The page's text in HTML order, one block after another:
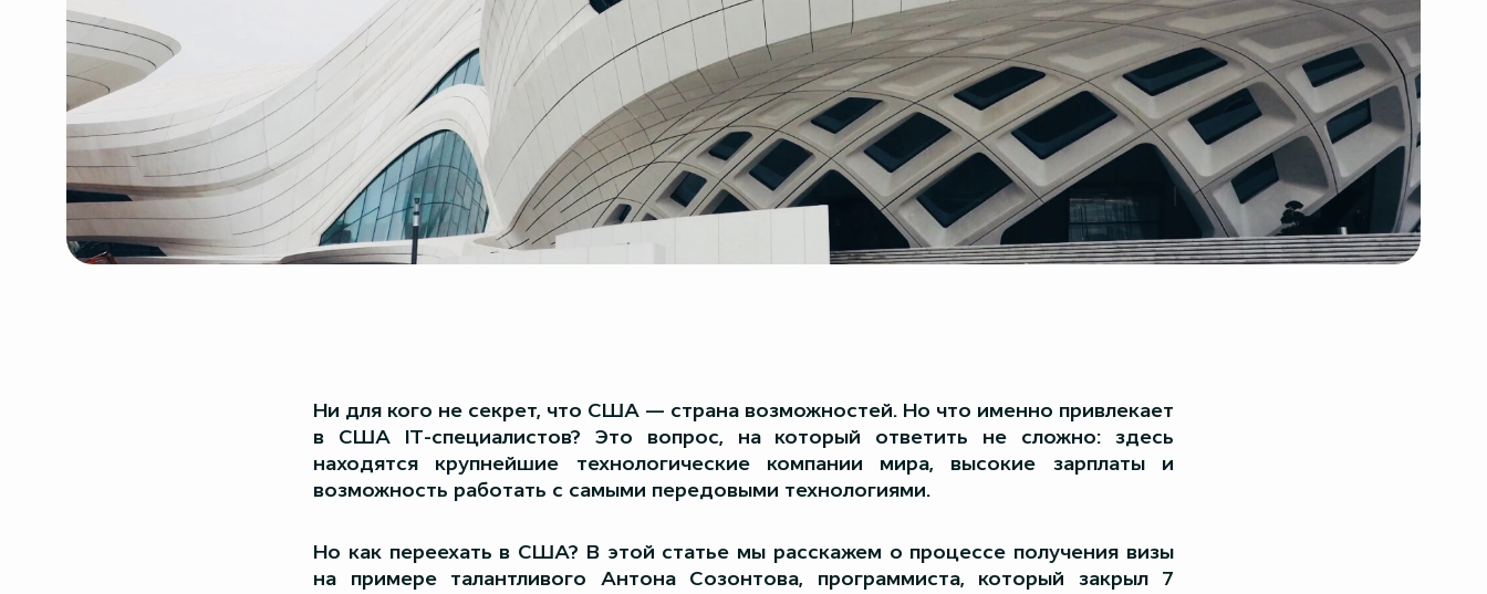
Ни для кого не секрет, что США — страна возможностей. Но что именно привлекает
в США IT-специалистов? Это вопрос, на который ответить не сложно: здесь
находятся крупнейшие технологические компании мира, высокие зарплаты и
возможность работать с самыми передовыми технологиями.
Но как переехать в США? В этой статье мы расскажем о процессе получения визы
на примере талантливого Антона Созонтова, программиста, который закрыл 7